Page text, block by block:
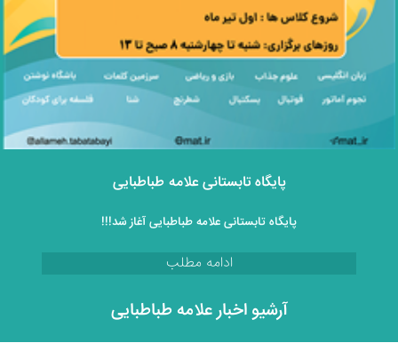
پایگاه تابستانی علامه طباطبایی
پایگاه تابستانی علامه طباطبایی آغاز شد!!!
ادامه مطلب
آرشیو اخبار علامه طباطبایی